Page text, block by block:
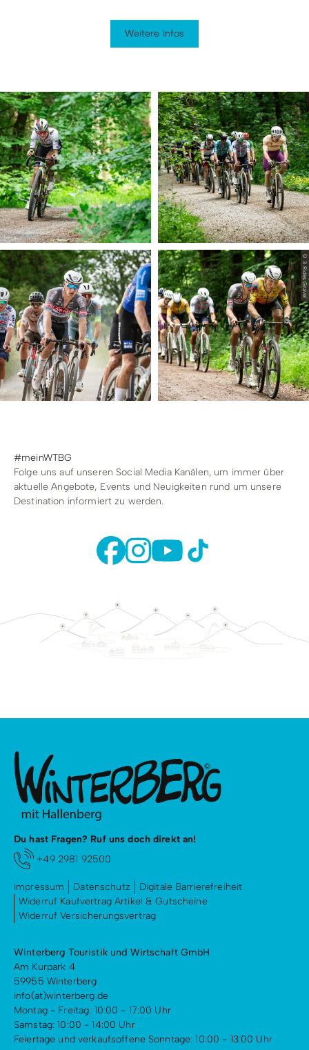
Weitere Infos
© 3 Rides Gravel
#meinWTBG
Folge uns auf unseren Social Media Kanälen, um immer über
aktuelle Angebote, Events und Neuigkeiten rund um unsere
Destination informiert zu werden.
Du hast Fragen? Ruf uns doch direkt an!
+49 2981 92500
Impressum Datenschutz
Digitale Barrierefreiheit
Widerruf Kaufvertrag Artikel & Gutscheine
Widerruf Versicherungsvertrag
Winterberg Touristik und Wirtschaft GmbH
Am Kurpark 4
59955 Winterberg
info(at)winterberg.de
Montag - Freitag: 10:00 - 17:00 Uhr
Samstag: 10:00 - 14:00 Uhr
Feiertage und verkaufsoffene Sonntage: 10:00 - 13:00 Uhr